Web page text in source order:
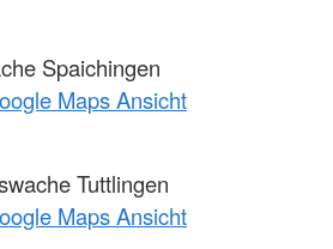
Spaichingen
Maps Ansicht
Tuttlingen
Maps Ansicht